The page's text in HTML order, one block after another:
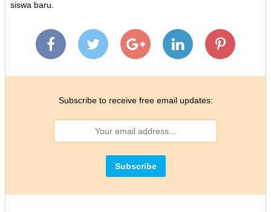
siswa baru.
Subscribe to receive free email updates: